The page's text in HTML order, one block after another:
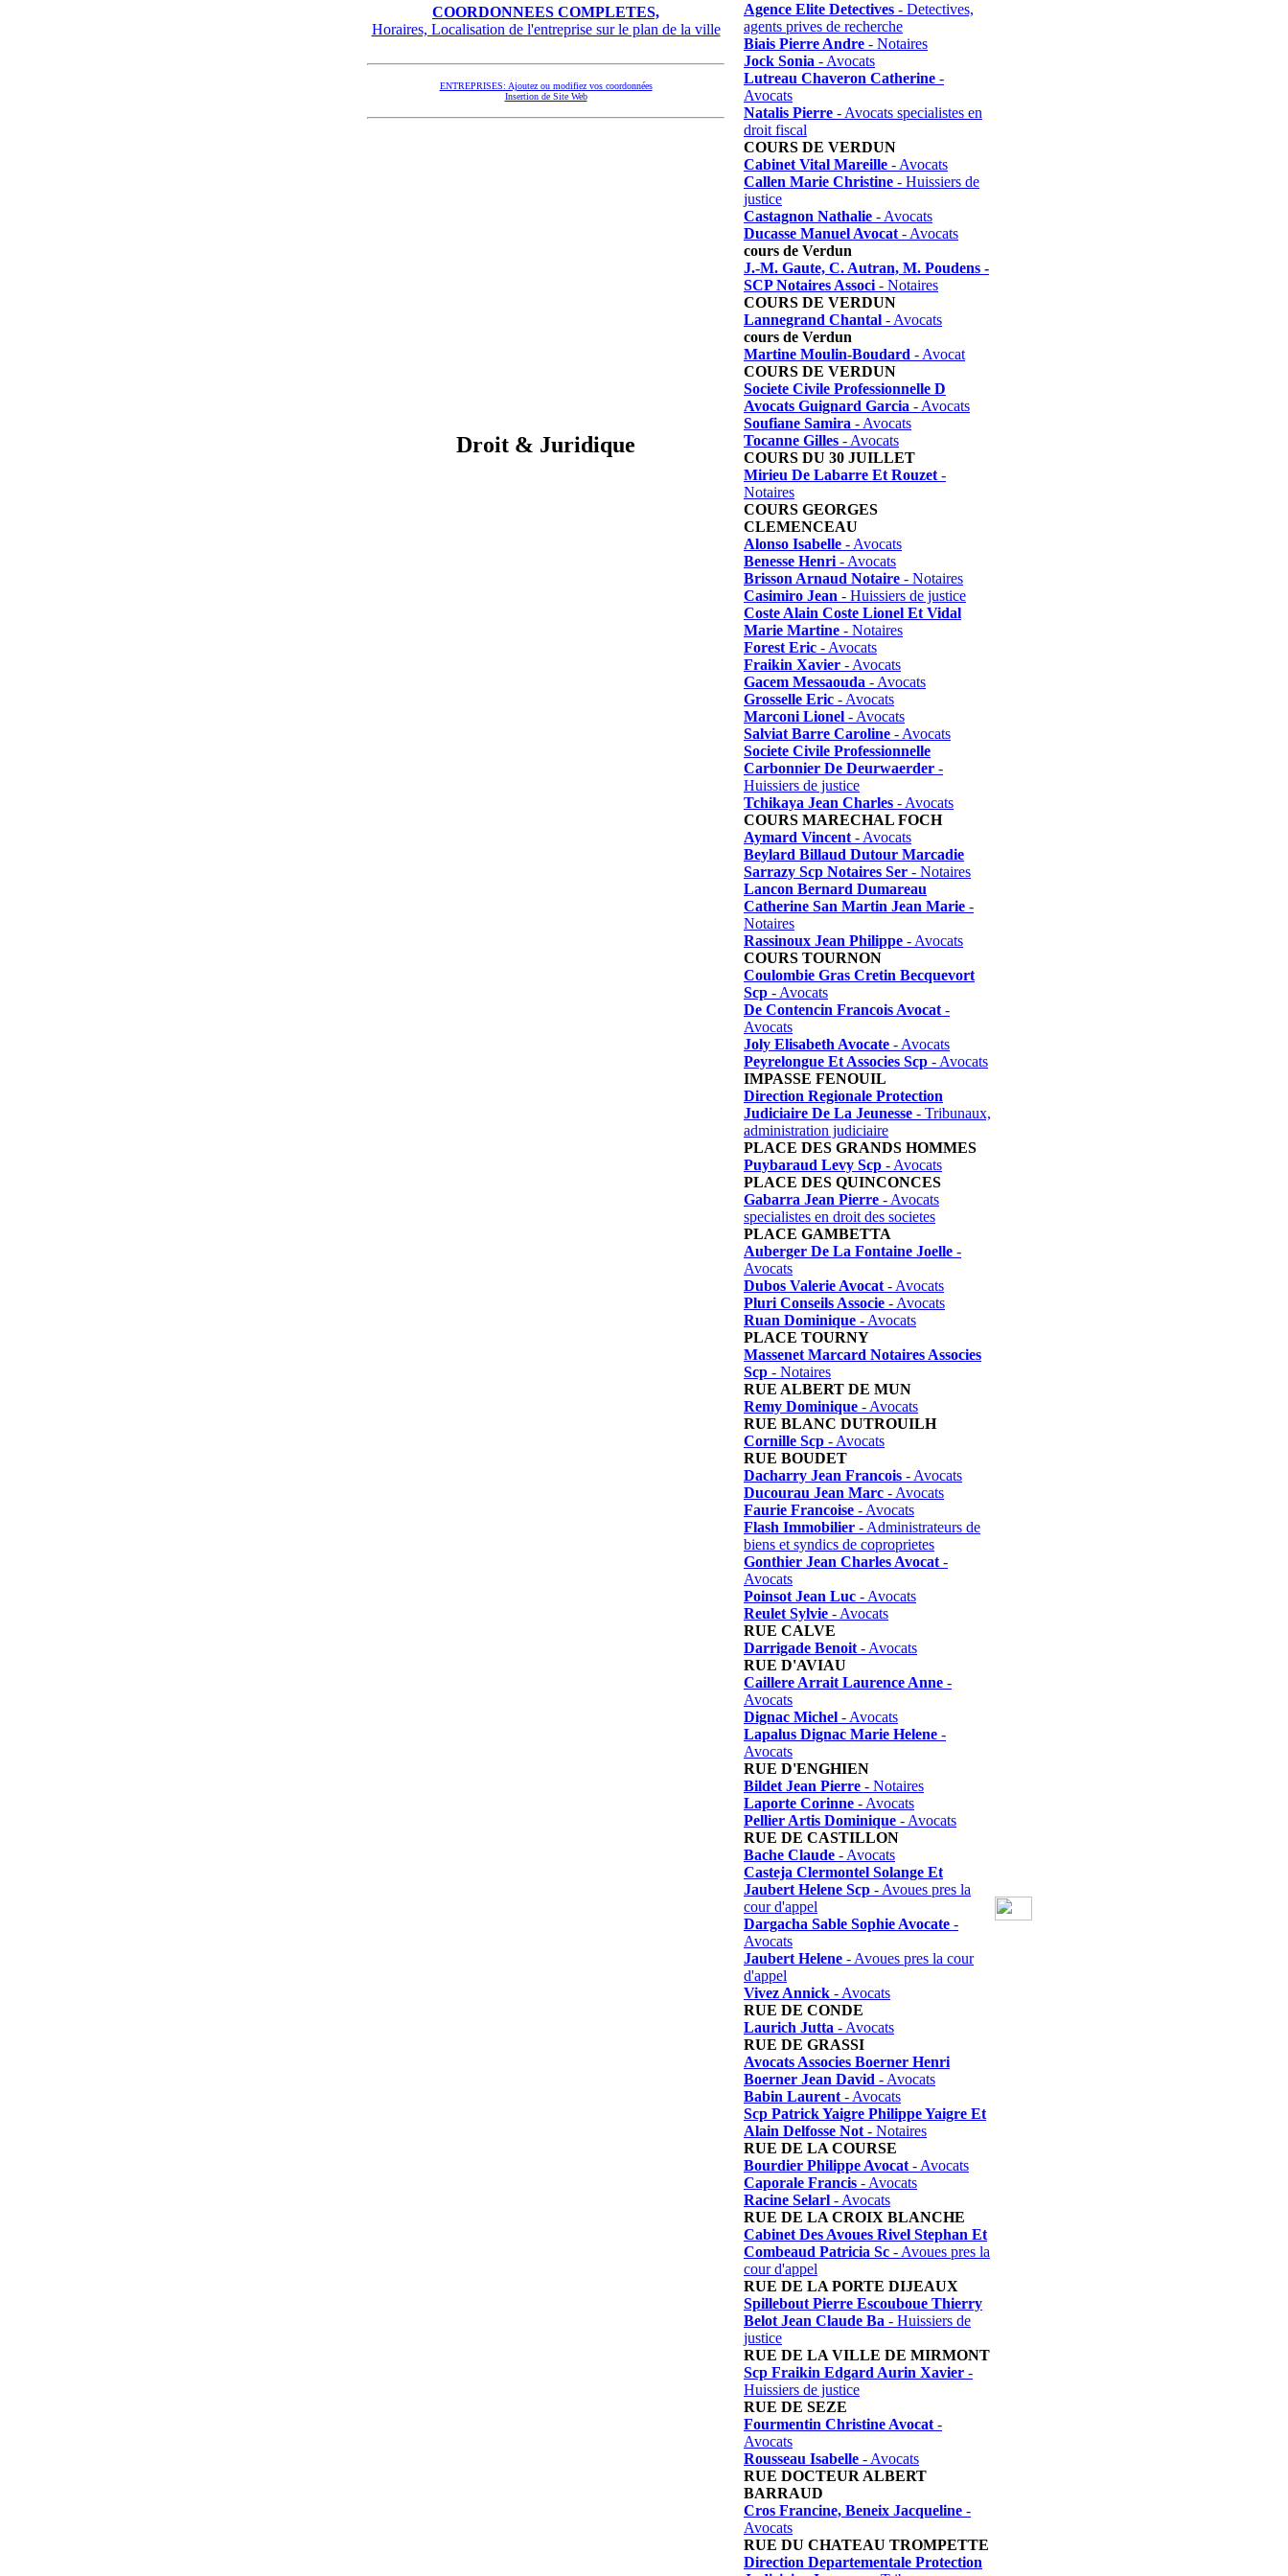
COORDONNEES COMPLETES,
Horaires, Localisation de l'entreprise sur le plan de la ville
ENTREPRISES: Ajoutez ou modifiez vos coordonnées
Insertion de Site Web
Droit & Juridique
Agence Elite Detectives - Detectives,
agents prives de recherche
Biais Pierre Andre - Notaires
Jock Sonia - Avocats
Lutreau Chaveron Catherine -
Avocats
Natalis Pierre - Avocats specialistes en
droit fiscal
COURS DE VERDUN
Cabinet Vital Mareille - Avocats
Callen Marie Christine - Huissiers de
justice
Castagnon Nathalie - Avocats
Ducasse Manuel Avocat - Avocats
cours de Verdun
J.-M. Gaute, C. Autran, M. Poudens -
SCP Notaires Associ - Notaires
COURS DE VERDUN
Lannegrand Chantal - Avocats
cours de Verdun
Martine Moulin-Boudard - Avocat
COURS DE VERDUN
Societe Civile Professionnelle D
Avocats Guignard Garcia - Avocats
Soufiane Samira - Avocats
Tocanne Gilles - Avocats
COURS DU 30 JUILLET
Mirieu De Labarre Et Rouzet -
Notaires
COURS GEORGES
CLEMENCEAU
Alonso Isabelle - Avocats
Benesse Henri - Avocats
Brisson Arnaud Notaire - Notaires
Casimiro Jean - Huissiers de justice
Coste Alain Coste Lionel Et Vidal
Marie Martine - Notaires
Forest Eric - Avocats
Fraikin Xavier - Avocats
Gacem Messaouda - Avocats
Grosselle Eric - Avocats
Marconi Lionel - Avocats
Salviat Barre Caroline - Avocats
Societe Civile Professionnelle
Carbonnier De Deurwaerder -
Huissiers de justice
Tchikaya Jean Charles - Avocats
COURS MARECHAL FOCH
Aymard Vincent - Avocats
Beylard Billaud Dutour Marcadie
Sarrazy Scp Notaires Ser - Notaires
Lancon Bernard Dumareau
Catherine San Martin Jean Marie -
Notaires
Rassinoux Jean Philippe - Avocats
COURS TOURNON
Coulombie Gras Cretin Becquevort
Scp - Avocats
De Contencin Francois Avocat -
Avocats
Joly Elisabeth Avocate - Avocats
Peyrelongue Et Associes Scp - Avocats
IMPASSE FENOUIL
Direction Regionale Protection
Judiciaire De La Jeunesse - Tribunaux,
administration judiciaire
PLACE DES GRANDS HOMMES
Puybaraud Levy Scp - Avocats
PLACE DES QUINCONCES
Gabarra Jean Pierre - Avocats
specialistes en droit des societes
PLACE GAMBETTA
Auberger De La Fontaine Joelle -
Avocats
Dubos Valerie Avocat - Avocats
Pluri Conseils Associe - Avocats
Ruan Dominique - Avocats
PLACE TOURNY
Massenet Marcard Notaires Associes
Scp - Notaires
RUE ALBERT DE MUN
Remy Dominique - Avocats
RUE BLANC DUTROUILH
Cornille Scp - Avocats
RUE BOUDET
Dacharry Jean Francois - Avocats
Ducourau Jean Marc - Avocats
Faurie Francoise - Avocats
Flash Immobilier - Administrateurs de
biens et syndics de coproprietes
Gonthier Jean Charles Avocat -
Avocats
Poinsot Jean Luc - Avocats
Reulet Sylvie - Avocats
RUE CALVE
Darrigade Benoit - Avocats
RUE D'AVIAU
Caillere Arrait Laurence Anne -
Avocats
Dignac Michel - Avocats
Lapalus Dignac Marie Helene -
Avocats
RUE D'ENGHIEN
Bildet Jean Pierre - Notaires
Laporte Corinne - Avocats
Pellier Artis Dominique - Avocats
RUE DE CASTILLON
Bache Claude - Avocats
Casteja Clermontel Solange Et
Jaubert Helene Scp - Avoues pres la
cour d'appel
Dargacha Sable Sophie Avocate -
Avocats
Jaubert Helene - Avoues pres la cour
d'appel
Vivez Annick - Avocats
RUE DE CONDE
Laurich Jutta - Avocats
RUE DE GRASSI
Avocats Associes Boerner Henri
Boerner Jean David - Avocats
Babin Laurent - Avocats
Scp Patrick Yaigre Philippe Yaigre Et
Alain Delfosse Not - Notaires
RUE DE LA COURSE
Bourdier Philippe Avocat - Avocats
Caporale Francis - Avocats
Racine Selarl - Avocats
RUE DE LA CROIX BLANCHE
Cabinet Des Avoues Rivel Stephan Et
Combeaud Patricia Sc - Avoues pres la
cour d'appel
RUE DE LA PORTE DIJEAUX
Spillebout Pierre Escouboue Thierry
Belot Jean Claude Ba - Huissiers de
justice
RUE DE LA VILLE DE MIRMONT
Scp Fraikin Edgard Aurin Xavier -
Huissiers de justice
RUE DE SEZE
Fourmentin Christine Avocat -
Avocats
Rousseau Isabelle - Avocats
RUE DOCTEUR ALBERT
BARRAUD
Cros Francine, Beneix Jacqueline -
Avocats
RUE DU CHATEAU TROMPETTE
Direction Departementale Protection